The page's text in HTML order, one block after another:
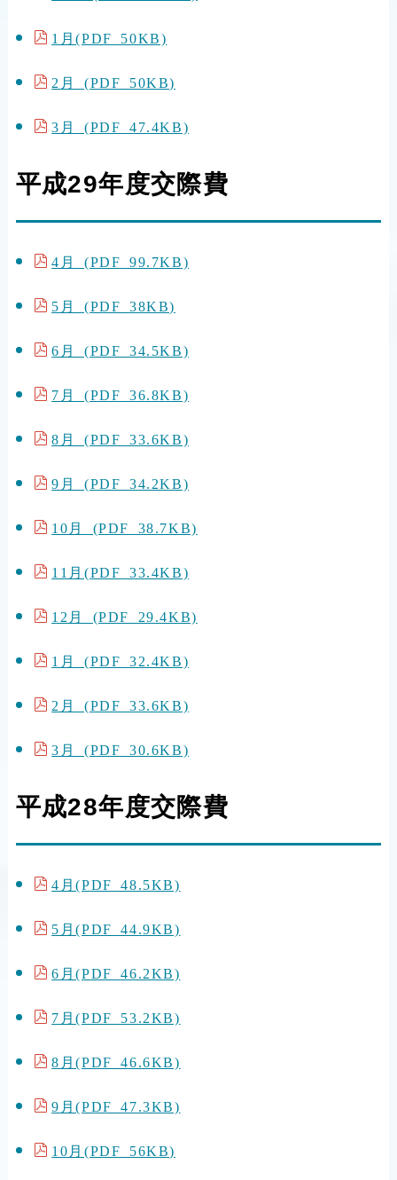
1月(PDF 50KB)
2月 (PDF 50KB)
3月 (PDF 47.4KB)
平成29年度交際費
4月 (PDF 99.7KB)
5月 (PDF 38KB)
6月 (PDF 34.5KB)
7月 (PDF 36.8KB)
8月 (PDF 33.6KB)
9月 (PDF 34.2KB)
10月 (PDF 38.7KB)
11月(PDF 33.4KB)
12月 (PDF 29.4KB)
1月 (PDF 32.4KB)
2月 (PDF 33.6KB)
3月 (PDF 30.6KB)
平成28年度交際費
4月(PDF 48.5KB)
5月(PDF 44.9KB)
6月(PDF 46.2KB)
7月(PDF 53.2KB)
8月(PDF 46.6KB)
9月(PDF 47.3KB)
10月(PDF 56KB)